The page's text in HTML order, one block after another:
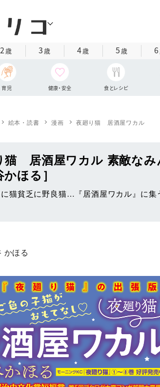
2歳 3歳 4歳 5歳 6
育児 健康・安全 食とレシピ
絵本・読書 漫画 夜廻り猫 居酒屋ワカル
猫 居酒屋ワカル 素敵なみ
かほる］
猫貧乏に野良猫…『居酒屋ワカル』に集
かほる